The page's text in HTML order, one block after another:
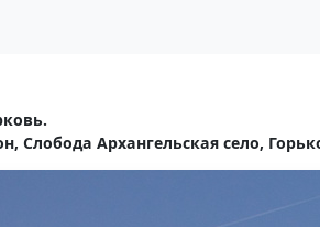
Архангельская село,